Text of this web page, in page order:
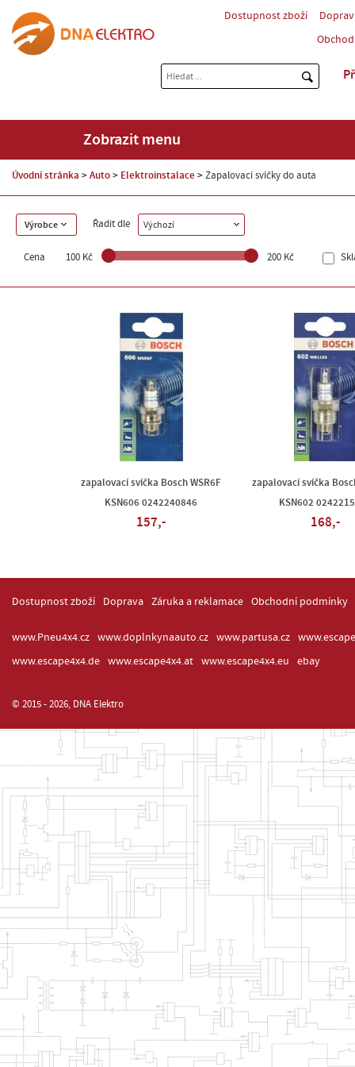
Dostupnost zboží
Zobrazit menu
Úvodní stránka Auto Elektroinstalace Zapalovací svíčky do auta
Výrobce Řadit dle Výchozí
Cena 100 Kč 200 Kč
zapalovací svíčka Bosch WSR6F
KSN606 0242240846
157,-
zapalovací svíčka
KSN602
168,-
Dostupnost zboží Doprava Záruka a reklamace Obchodní podmínky
www.Pneu4x4.cz www.doplnkynaauto.cz www.partusa.cz
www.escape4x4.de
www.escape4x4.at www.escape4x4.eu ebay
© 2015 - 2026, DNA Elektro